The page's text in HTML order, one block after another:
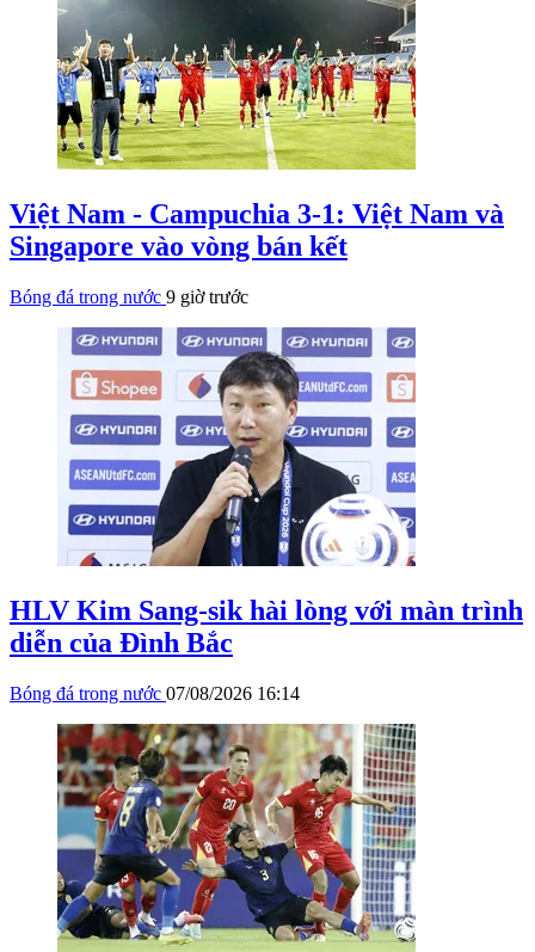
Việt Nam - Campuchia 3-1: Việt Nam và
Singapore vào vòng bán kết
Bóng đá trong nước 9 giờ trước
HLV Kim Sang-sik hài lòng với màn trình
diễn của Đình Bắc
Bóng đá trong nước 07/08/2026 16:14